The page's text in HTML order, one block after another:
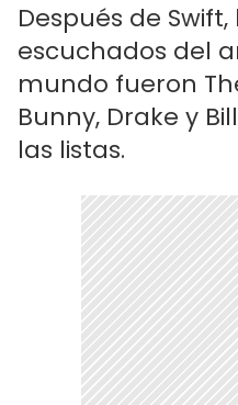
Después de
escuchados del
mundo fueron
Bunny, Drake y
las listas.